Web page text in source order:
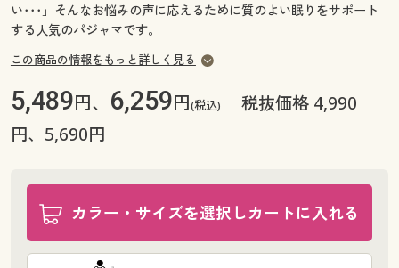
よくある質問とお問い合わせ
い･･･」そんなお悩みの声に応えるために質のよい眠りをサポート
する人気のパジャマです。
この商品の情報をもっと詳しく見る
5,489円、 6,259円(税込)
税抜価格 4,990
円、5,690円
カラー・サイズを選択しカートに入れる